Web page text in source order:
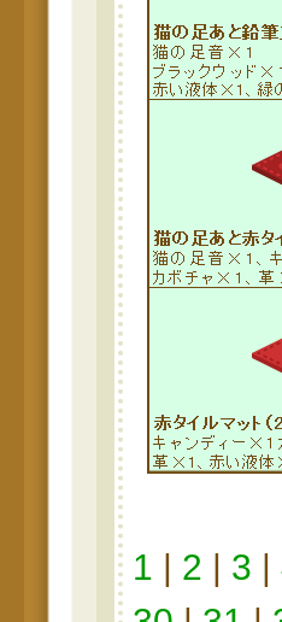
1 | 2 | 3 |